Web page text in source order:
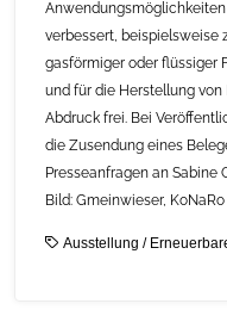
verbessert, beispielsweise
gasförmiger oder flüssiger
und für die Herstellung von
Abdruck frei. Bei
die Zusendung eines
Presseanfragen an Sabine
Bild: Gmeinwieser, KoNaRo
Ausstellung /